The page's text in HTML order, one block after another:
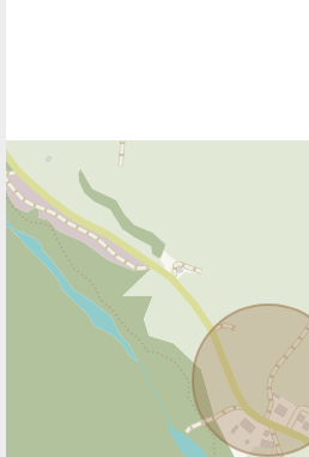
ANBIETER KONTAKTIEREN